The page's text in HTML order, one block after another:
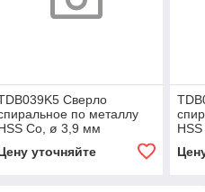
Сверло
по металлу
Co, ø 3,9 мм
уточняйте